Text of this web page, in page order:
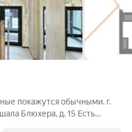
покажутся обычными. г.
Блюхера, д. 15 Есть